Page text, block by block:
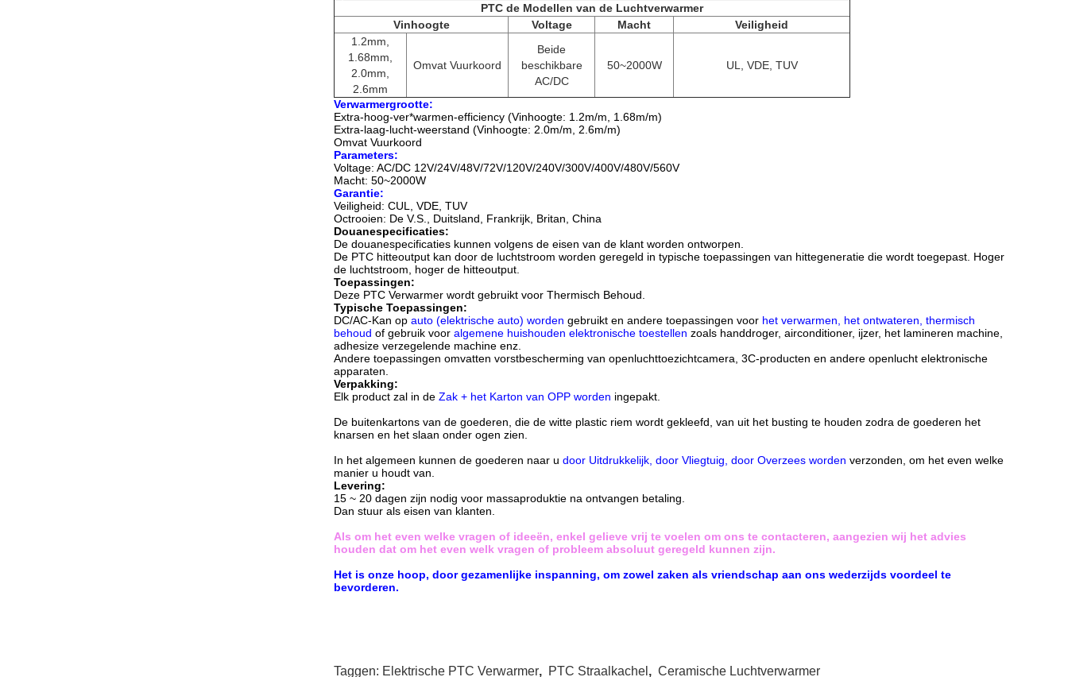
PTC de Modellen van de Luchtverwarmer
Vinhoogte
Voltage Macht
Veiligheid
1.2mm,
1.68mm,
2.0mm,
2.6mm
Omvat Vuurkoord
Beide
beschikbare
AC/DC
50~2000W UL, VDE, TUV
Verwarmergrootte:
Extra-hoog-ver*warmen-efficiency (Vinhoogte: 1.2m/m, 1.68m/m)
Extra-laag-lucht-weerstand (Vinhoogte: 2.0m/m, 2.6m/m)
Omvat Vuurkoord
Parameters:
Voltage: AC/DC 12V/24V/48V/72V/120V/240V/300V/400V/480V/560V
Macht: 50~2000W
Garantie:
Veiligheid: CUL, VDE, TUV
Octrooien: De V.S., Duitsland, Frankrijk, Britan, China
Douanespecificaties:
De douanespecificaties kunnen volgens de eisen van de klant worden ontworpen.
De PTC hitteoutput kan door de luchtstroom worden geregeld in typische toepassingen van hittegeneratie die wordt toegepast. Hoger
de luchtstroom, hoger de hitteoutput.
Toepassingen:
Deze PTC Verwarmer wordt gebruikt voor Thermisch Behoud.
Typische Toepassingen:
DC/AC-Kan op auto (elektrische auto) worden gebruikt en andere toepassingen voor het verwarmen, het ontwateren, thermisch
behoud of gebruik voor algemene huishouden elektronische toestellen zoals handdroger, airconditioner, ijzer, het lamineren machine,
adhesize verzegelende machine enz.
Andere toepassingen omvatten vorstbescherming van openluchttoezichtcamera, 3C-producten en andere openlucht elektronische
apparaten.
Verpakking:
Elk product zal in de Zak + het Karton van OPP worden ingepakt.
De buitenkartons van de goederen, die de witte plastic riem wordt gekleefd, van uit het busting te houden zodra de goederen het
knarsen en het slaan onder ogen zien.
In het algemeen kunnen de goederen naar u door Uitdrukkelijk, door Vliegtuig, door Overzees worden verzonden, om het even welke
manier u houdt van.
Levering:
15 ~ 20 dagen zijn nodig voor massaproduktie na ontvangen betaling.
Dan stuur als eisen van klanten.
Als om het even welke vragen of ideeën, enkel gelieve vrij te voelen om ons te contacteren, aangezien wij het advies
houden dat om het even welk vragen of probleem absoluut geregeld kunnen zijn.
Het is onze hoop, door gezamenlijke inspanning, om zowel zaken als vriendschap aan ons wederzijds voordeel te
bevorderen.
Taggen: Elektrische PTC Verwarmer, PTC Straalkachel , Ceramische Luchtverwarmer